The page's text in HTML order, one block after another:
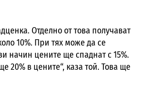
Отделно от това получават
10%. При тях може да се
начин цените ще спаднат с 15%.
20% в цените“, каза той. Това ще